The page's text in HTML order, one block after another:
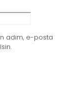
adım, e-posta